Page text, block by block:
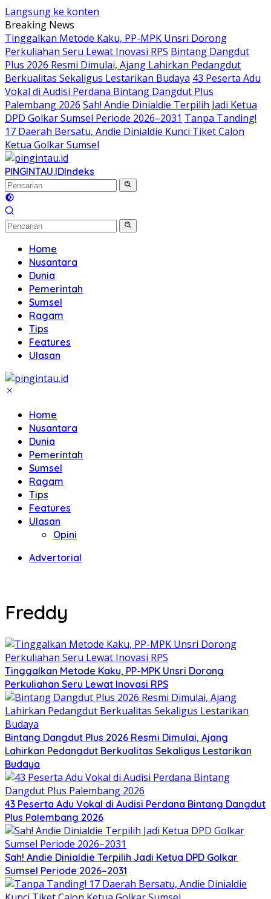
Langsung ke konten
Breaking News
Tinggalkan Metode Kaku, PP-MPK Unsri Dorong
Perkuliahan Seru Lewat Inovasi RPS Bintang Dangdut
Plus 2026 Resmi Dimulai, Ajang Lahirkan Pedangdut
Berkualitas Sekaligus Lestarikan Budaya 43 Peserta Adu
Vokal di Audisi Perdana Bintang Dangdut Plus
Palembang 2026 Sah! Andie Dinialdie Terpilih Jadi Ketua
DPD Golkar Sumsel Periode 2026–2031 Tanpa Tanding!
17 Daerah Bersatu, Andie Dinialdie Kunci Tiket Calon
Ketua Golkar Sumsel
PINGINTAU.IDIndeks
Home
Nusantara
Dunia
Pemerintah
Sumsel
Ragam
Tips
Features
Ulasan
Home
Nusantara
Dunia
Pemerintah
Sumsel
Ragam
Tips
Features
Ulasan
Opini
Advertorial
Freddy
Tinggalkan Metode Kaku, PP-MPK Unsri Dorong
Perkuliahan Seru Lewat Inovasi RPS
Bintang Dangdut Plus 2026 Resmi Dimulai, Ajang
Lahirkan Pedangdut Berkualitas Sekaligus Lestarikan
Budaya
43 Peserta Adu Vokal di Audisi Perdana Bintang Dangdut
Plus Palembang 2026
Sah! Andie Dinialdie Terpilih Jadi Ketua DPD Golkar
Sumsel Periode 2026–2031